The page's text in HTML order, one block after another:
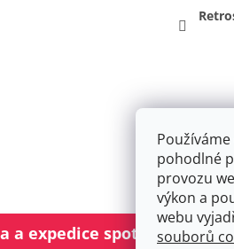
pohodlné
provozu
výkon a
webu
souborů
a expedice spotřebičů Lofra
Obchodní